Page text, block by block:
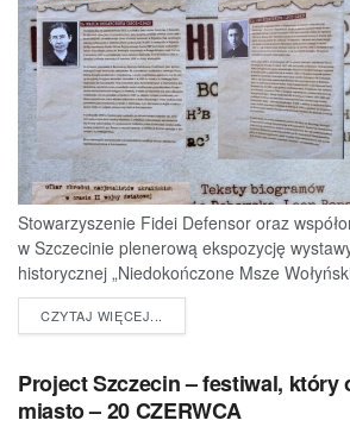
Stowarzyszenie Fidei Defensor oraz
w Szczecinie plenerową ekspozycję
historycznej „Niedokończone Msze
ofiary jednej z najtragiczniejszych...
CZYTAJ WIĘCEJ...
Project Szczecin – festiwal, który
miasto – 20 CZERWCA